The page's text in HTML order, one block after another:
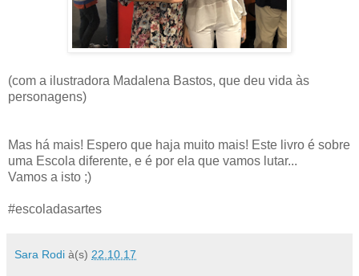
(com a ilustradora Madalena Bastos, que deu vida às
personagens)
Mas há mais! Espero que haja muito mais! Este livro é sobre
uma Escola diferente, e é por ela que vamos lutar...
Vamos a isto ;)
#escoladasartes
Sara Rodi à(s) 22.10.17